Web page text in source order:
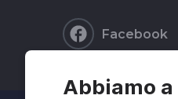
Abbiamo
Facebook